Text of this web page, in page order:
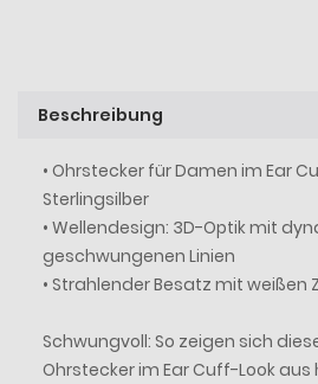
Beschreibung
• Ohrstecker für Damen im Ear
Sterlingsilber
• Wellendesign: 3D-Optik mit
geschwungenen Linien
• Strahlender Besatz mit weißen
Schwungvoll: So zeigen sich
Ohrstecker im Ear Cuff-Look